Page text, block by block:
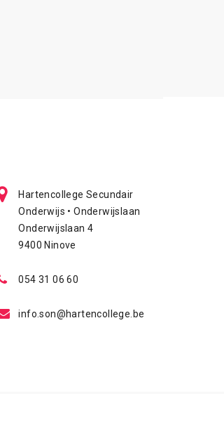
Hartencollege Secundair
Onderwijs • Onderwijslaan
Onderwijslaan 4
9400 Ninove
054 31 06 60
info.son@hartencollege.be